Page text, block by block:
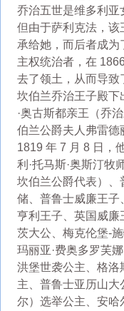
乔治五世是维多利亚
但由于萨利克法，该
承给她，而后者成
主权统治者，在
去了领土，从而导致
坎伯兰乔治王子殿下
·奥古斯都亲王（乔
伯兰公爵夫人弗雷德
1819 年 7 月 8 日，
利·托马斯·奥斯汀牧
坎伯兰公爵代表）、
储、普鲁士威廉王子
亨利王子、英国威廉
茨大公、梅克伦堡-
玛丽亚·费奥多罗芙
洪堡世袭公主、格洛
主、普鲁士亚历山大
尔）选举公主、安哈